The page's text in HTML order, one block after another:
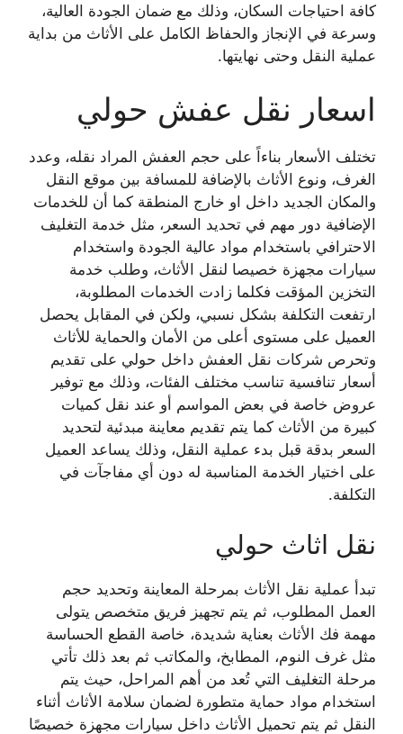
كافة احتياجات السكان، وذلك مع ضمان الجودة العالية،
وسرعة في الإنجاز والحفاظ الكامل على الأثاث من بداية
عملية النقل وحتى نهايتها.
اسعار نقل عفش حولي
تختلف الأسعار بناءاً على حجم العفش المراد نقله، وعدد
الغرف، ونوع الأثاث بالإضافة للمسافة بين موقع النقل
والمكان الجديد داخل او خارج المنطقة كما أن للخدمات
الإضافية دور مهم في تحديد السعر، مثل خدمة التغليف
الاحترافي باستخدام مواد عالية الجودة واستخدام
سيارات مجهزة خصيصا لنقل الأثاث، وطلب خدمة
التخزين المؤقت فكلما زادت الخدمات المطلوبة،
ارتفعت التكلفة بشكل نسبي، ولكن في المقابل يحصل
العميل على مستوى أعلى من الأمان والحماية للأثاث
وتحرص شركات نقل العفش داخل حولي على تقديم
أسعار تنافسية تناسب مختلف الفئات، وذلك مع توفير
عروض خاصة في بعض المواسم أو عند نقل كميات
كبيرة من الأثاث كما يتم تقديم معاينة مبدئية لتحديد
السعر بدقة قبل بدء عملية النقل، وذلك يساعد العميل
على اختيار الخدمة المناسبة له دون أي مفاجآت في
التكلفة.
نقل اثاث حولي
تبدأ عملية نقل الأثاث بمرحلة المعاينة وتحديد حجم
العمل المطلوب، ثم يتم تجهيز فريق متخصص يتولى
مهمة فك الأثاث بعناية شديدة، خاصة القطع الحساسة
مثل غرف النوم، المطابخ، والمكاتب ثم بعد ذلك تأتي
مرحلة التغليف التي تُعد من أهم المراحل، حيث يتم
استخدام مواد حماية متطورة لضمان سلامة الأثاث أثناء
النقل ثم يتم تحميل الأثاث داخل سيارات مجهزة خصيصًا